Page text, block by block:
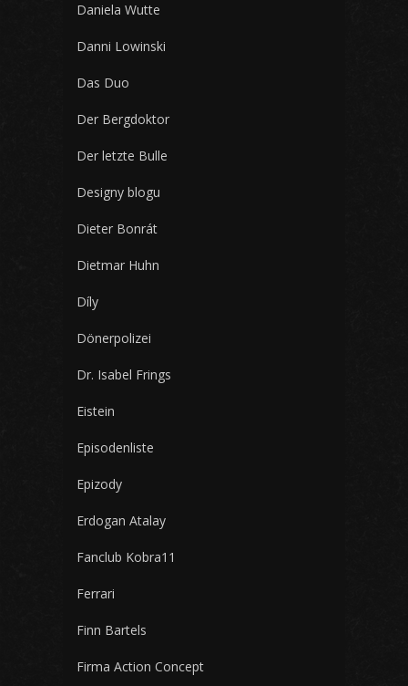
Daniela Wutte
Danni Lowinski
Das Duo
Der Bergdoktor
Der letzte Bulle
Designy blogu
Dieter Bonrát
Dietmar Huhn
Díly
Dönerpolizei
Dr. Isabel Frings
Eistein
Episodenliste
Epizody
Erdogan Atalay
Fanclub Kobra11
Ferrari
Finn Bartels
Firma Action Concept